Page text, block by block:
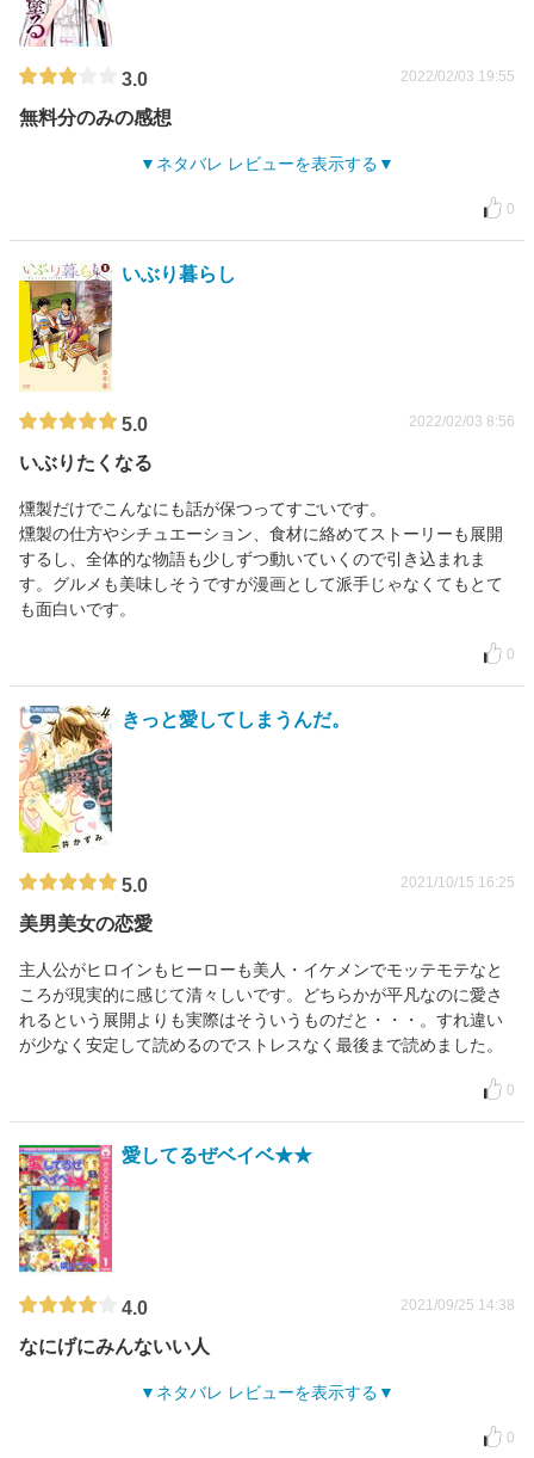
3.0 2022/02/03 19:55
無料分のみの感想
ネタバレ レビューを表示する
0
いぶり暮らし
5.0 2022/02/03 8:56
いぶりたくなる
燻製だけでこんなにも話が保つってすごいです。
燻製の仕方やシチュエーション、食材に絡めてストーリーも展開
するし、全体的な物語も少しずつ動いていくので引き込まれま
す。グルメも美味しそうですが漫画として派手じゃなくてもとて
も面白いです。
0
きっと愛してしまうんだ。
5.0 2021/10/15 16:25
美男美女の恋愛
主人公がヒロインもヒーローも美人・イケメンでモッテモテなと
ころが現実的に感じて清々しいです。どちらかが平凡なのに愛さ
れるという展開よりも実際はそういうものだと・・・。すれ違い
が少なく安定して読めるのでストレスなく最後まで読めました。
0
愛してるぜベイベ★★
4.0 2021/09/25 14:38
なにげにみんないい人
ネタバレ レビューを表示する
0